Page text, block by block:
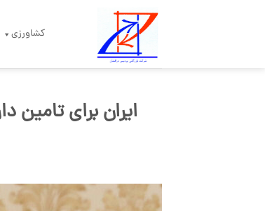
کشاورزی
ایران برای تامین